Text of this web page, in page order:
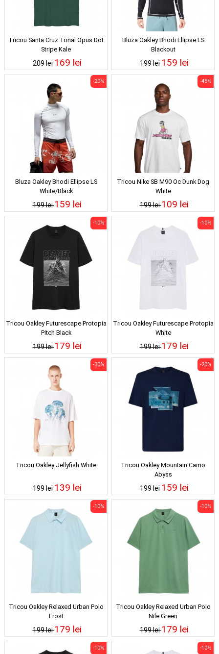
Tricou Santa Cruz Tonal Opus Dot
Stripe Kale
209 lei169 lei
Bluza Oakley Bhodi Ellipse LS
Blackout
199 lei159 lei
Bluza Oakley Bhodi Ellipse LS
White/Black
199 lei
-20%
159 lei
Tricou Nike SB M90 Oc Dunk Dog
White
199 lei
-45%
109 lei
Tricou Oakley Futurescape Protopia
Pitch Black
199 lei
-10%
179 lei
Tricou Oakley Futurescape Protopia
White
199 lei
-10%
179 lei
Tricou Oakley Jellyfish White
199 lei
-30%
139 lei
Tricou Oakley Mountain Camo
Abyss
199 lei
-20%
159 lei
Tricou Oakley Relaxed Urban Polo
Frost
199 lei
-10%
179 lei
Tricou Oakley Relaxed Urban Polo
Nile Green
199 lei
-10%
179 lei
-10% -10%